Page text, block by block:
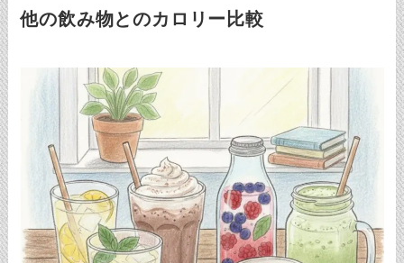
他の飲み物とのカロリー比較